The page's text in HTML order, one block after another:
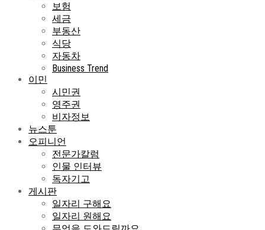
보험
세금
부동산
식당
자동차
Business Trend
이민
시민권
영주권
비자정보
뉴스툰
오피니언
전문가칼럼
인물 인터뷰
독자기고
게시판
일자리 구해요
일자리 원해요